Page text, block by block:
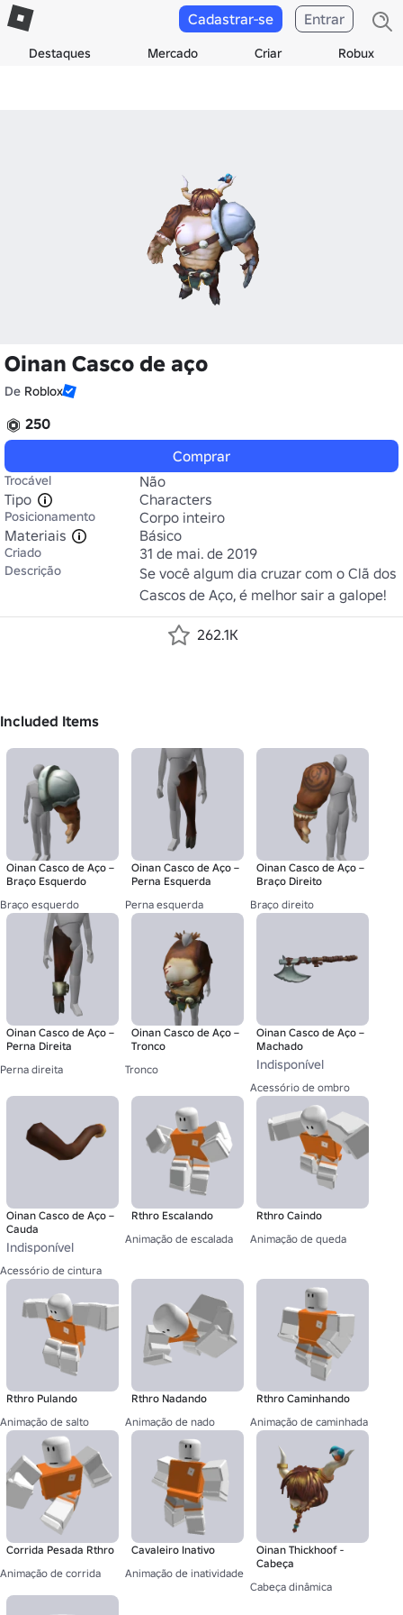
Destaques Mercado Criar Robux
Cadastrar-se Entrar
Oinan Casco de aço
De Roblox
250
Comprar
Trocável
Não
Tipo
Characters
Posicionamento
Corpo inteiro
Materiais
Básico
Criado 31 de mai. de 2019
Descrição
Se você algum dia cruzar com o Clã dos
Cascos de Aço, é melhor sair a galope!
262.1K
Included Items
Oinan Casco de Aço –
Braço Esquerdo
Braço esquerdo
Oinan Casco de Aço –
Perna Esquerda
Perna esquerda
Oinan Casco de Aço –
Braço Direito
Braço direito
Oinan Casco de Aço –
Perna Direita
Perna direita
Oinan Casco de Aço –
Tronco
Tronco
Oinan Casco de Aço –
Machado
Indisponível
Acessório de ombro
Oinan Casco de Aço –
Cauda
Indisponível
Acessório de cintura
Rthro Escalando
Animação de escalada
Rthro Caindo
Animação de queda
Rthro Pulando
Animação de salto
Rthro Nadando
Animação de nado
Rthro Caminhando
Animação de caminhada
Corrida Pesada Rthro
Animação de corrida
Cavaleiro Inativo
Animação de inatividade
Oinan Thickhoof -
Cabeça
Cabeça dinâmica